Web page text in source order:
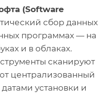
(Software
сбор данных
программах — на
и в облаках.
сканируют
централизованный
установки и